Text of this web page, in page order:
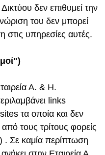
δεν επιθυμεί την
του δεν μπορεί
στις υπηρεσίες αυτές.
Α. & Η.
links
τα οποία και δεν
τους τρίτους φορείς
Σε καμία περίπτωση